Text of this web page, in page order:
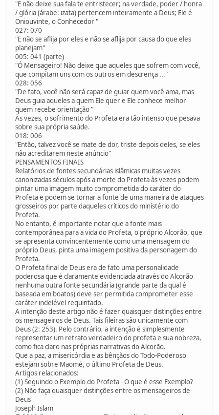
"E não deixe sua fala te entristecer; na verdade, poder / honra
/ glória (árabe: izata) pertencem inteiramente a Deus; Ele é
Oniouvinte, o Conhecedor "
027: 070
"E não se aflija por eles e não se aflija por causa do que eles
planejam"
005: 041 (parte)
"Ó Mensageiro! Não deixe que aqueles que sofrem com você,
que compitam uns com os outros em descrença ..."
028: 056
"De fato, você não será capaz de guiar quem você ama, mas
Deus guia aqueles a quem Ele quer e Ele conhece melhor
quem recebe orientação "
Às vezes, o sofrimento do Profeta era tão intenso que pesava
sobre sua própria saúde.
018: 006
"Então, talvez você se mate de dor, triste depois deles, se eles
não acreditarem neste anúncio"
PENSAMENTOS FINAIS
Relatórios de fontes secundárias islâmicas muitas vezes
canonizadas séculos após a morte do Profeta às vezes podem
pintar uma imagem muito comprometida do caráter do
Profeta e podem se tornar a fonte de uma maneira de ataques
grosseiros por parte daqueles críticos do ministério do
Profeta.
No entanto, é importante notar que a fonte mais
contemporânea para a vida do Profeta, o próprio Alcorão, que
se apresenta convincentemente como uma mensagem do
próprio Deus, pinta uma imagem positiva da personagem do
Profeta.
O Profeta final de Deus era de fato uma personalidade
poderosa que é claramente evidenciada através do Alcorão
nenhuma outra fonte secundária (grande parte da qual é
baseada em boatos) deve ser permitida comprometer esse
caráter indelével requintado.
A intenção deste artigo não é fazer quaisquer distinções entre
os mensageiros de Deus. Tais fileiras são unicamente com
Deus (2: 253). Pelo contrário, a intenção é simplesmente
representar um retrato verdadeiro do profeta e sua nobreza,
como fica claro nas próprias narrativas do Alcorão.
Que a paz, a misericórdia e as bênçãos do Todo-Poderoso
estejam sobre Maomé, o último Profeta de Deus.
Artigos relacionados:
(1) Seguindo o Exemplo do Profeta - O que é esse Exemplo?
(2) Não faça quaisquer distinções entre os mensageiros de
Deus
Joseph Islam